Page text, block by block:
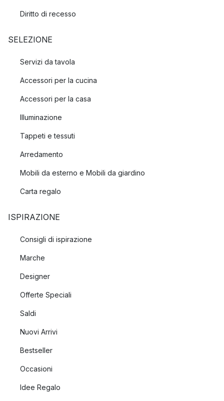
Diritto di recesso
SELEZIONE
Servizi da tavola
Accessori per la cucina
Accessori per la casa
Illuminazione
Tappeti e tessuti
Arredamento
Mobili da esterno e Mobili da giardino
Carta regalo
ISPIRAZIONE
Consigli di ispirazione
Marche
Designer
Offerte Speciali
Saldi
Nuovi Arrivi
Bestseller
Occasioni
Idee Regalo